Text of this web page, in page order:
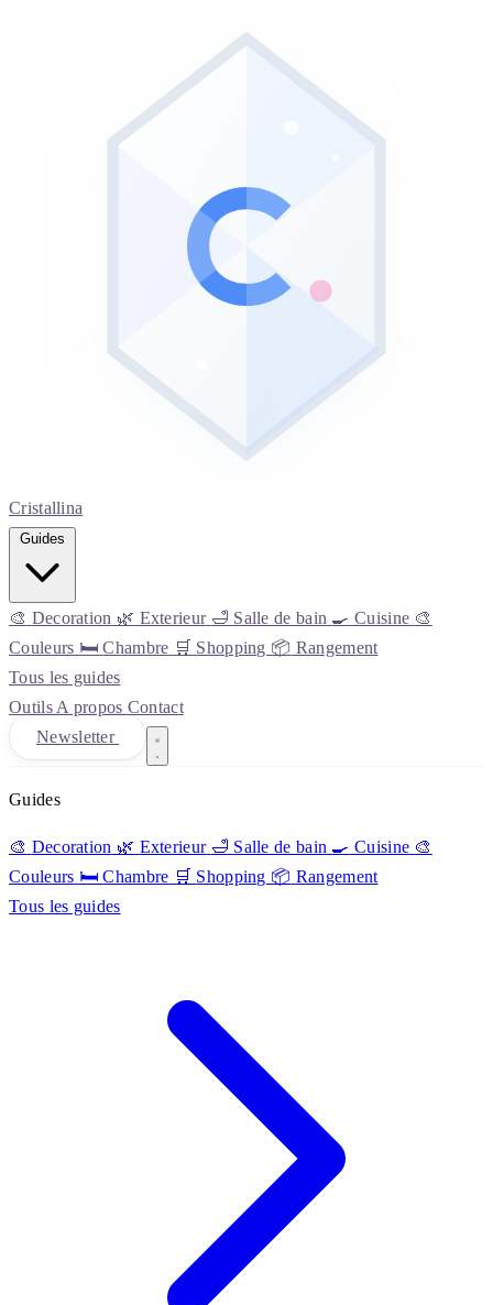
Cristallina
🎨 Decoration 🌿 Exterieur 🛁 Salle de bain 🍳 Cuisine 🎨
Couleurs 🛏️ Chambre 🛒 Shopping 📦 Rangement
Tous les guides
Outils A propos Contact
Newsletter
Guides
🎨 Decoration 🌿 Exterieur 🛁 Salle de bain 🍳 Cuisine 🎨
Couleurs 🛏️ Chambre 🛒 Shopping 📦 Rangement
Tous les guides